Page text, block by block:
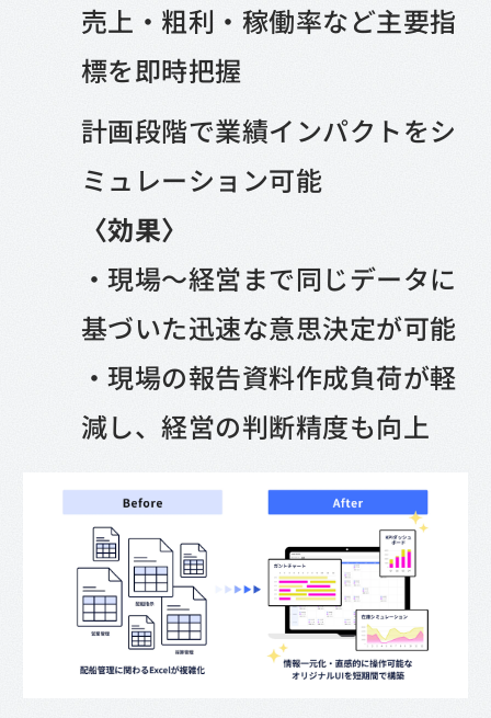
売上・粗利・稼働率など主要指
標を即時把握
計画段階で業績インパクトをシ
ミュレーション可能
〈効果〉
・現場〜経営まで同じデータに
基づいた迅速な意思決定が可能
・現場の報告資料作成負荷が軽
減し、経営の判断精度も向上